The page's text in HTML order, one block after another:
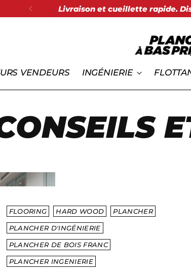
Livraison et cueillette rapide.
VENDEURS INGÉNIERIE
FLOORING HARD WOOD PLANCHER
PLANCHER D'INGÉNIERIE
PLANCHER DE BOIS FRANC
PLANCHER INGENIERIE